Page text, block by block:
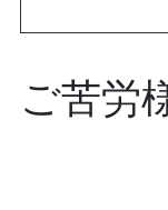
ご苦労